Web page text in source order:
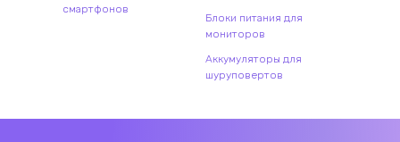
смартфонов
Блоки питания для
мониторов
Аккумуляторы для
шуруповертов